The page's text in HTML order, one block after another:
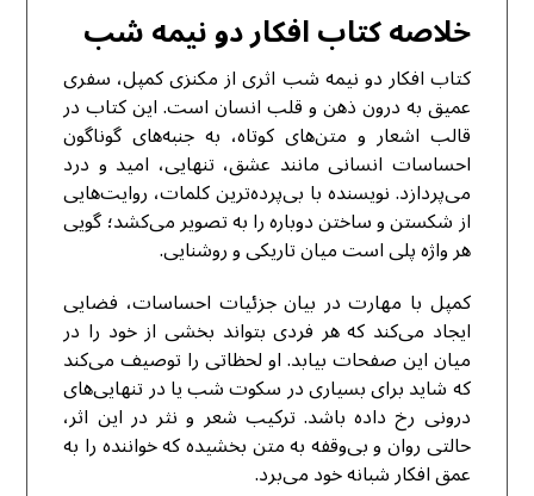
خلاصه کتاب افکار دو نیمه‌ شب
کتاب افکار دو نیمه‌ شب اثری از مکنزی کمپل، سفری
عمیق به درون ذهن و قلب انسان است. این کتاب در
قالب اشعار و متن‌های کوتاه، به جنبه‌های گوناگون
احساسات انسانی مانند عشق، تنهایی، امید و درد
می‌پردازد. نویسنده با بی‌پرده‌ترین کلمات، روایت‌هایی
از شکستن و ساختن دوباره را به تصویر می‌کشد؛ گویی
هر واژه پلی است میان تاریکی و روشنایی.
کمپل با مهارت در بیان جزئیات احساسات، فضایی
ایجاد می‌کند که هر فردی بتواند بخشی از خود را در
میان این صفحات بیابد. او لحظاتی را توصیف می‌کند
که شاید برای بسیاری در سکوت شب یا در تنهایی‌های
درونی رخ داده باشد. ترکیب شعر و نثر در این اثر،
حالتی روان و بی‌وقفه به متن بخشیده که خواننده را به
عمق افکار شبانه خود می‌برد.